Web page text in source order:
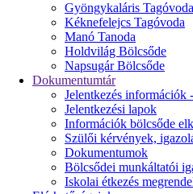
Gyöngykaláris Tagóvoda
Kéknefelejcs Tagóvoda
Manó Tanoda
Holdvilág Bölcsőde
Napsugár Bölcsőde
Dokumentumtár
Jelentkezés információk
Jelentkezési lapok
Információk bölcsőde
Szülői kérvények,
Dokumentumok
Bölcsődei munkáltatói
Iskolai étkezés